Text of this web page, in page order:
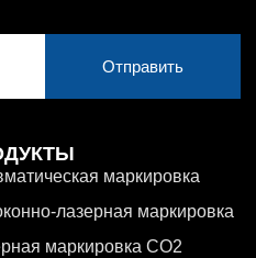
Отправить
маркировка
лазерная маркировка
маркировка CO2